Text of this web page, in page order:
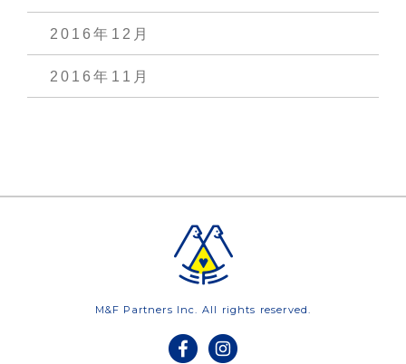
2016年12月
2016年11月
M&F Partners Inc. All rights reserved.